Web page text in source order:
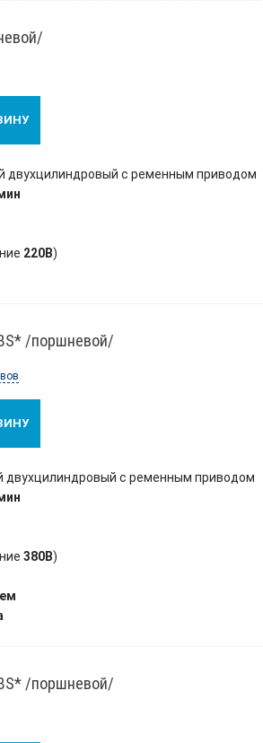
двухцилиндровый с ременным приводом
220В)
/поршневой/
двухцилиндровый с ременным приводом
380В)
/поршневой/